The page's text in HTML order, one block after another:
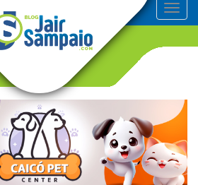
T
o
v
g
t
i
o
n